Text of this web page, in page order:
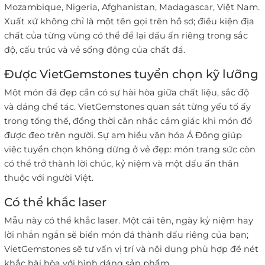
Mozambique, Nigeria, Afghanistan, Madagascar, Việt Nam.
Xuất xứ không chỉ là một tên gọi trên hồ sơ; điều kiện địa
chất của từng vùng có thể để lại dấu ấn riêng trong sắc
độ, cấu trúc và vẻ sống động của chất đá.
Được VietGemstones tuyển chọn kỹ lưỡng
Một món đá đẹp cần có sự hài hòa giữa chất liệu, sắc độ
và dáng chế tác. VietGemstones quan sát từng yếu tố ấy
trong tổng thể, đồng thời cân nhắc cảm giác khi món đồ
được đeo trên người. Sự am hiểu văn hóa Á Đông giúp
việc tuyển chọn không dừng ở vẻ đẹp: món trang sức còn
có thể trở thành lời chúc, kỷ niệm và một dấu ấn thân
thuộc với người Việt.
Có thể khắc laser
Mẫu này có thể khắc laser. Một cái tên, ngày kỷ niệm hay
lời nhắn ngắn sẽ biến món đá thành dấu riêng của bạn;
VietGemstones sẽ tư vấn vị trí và nội dung phù hợp để nét